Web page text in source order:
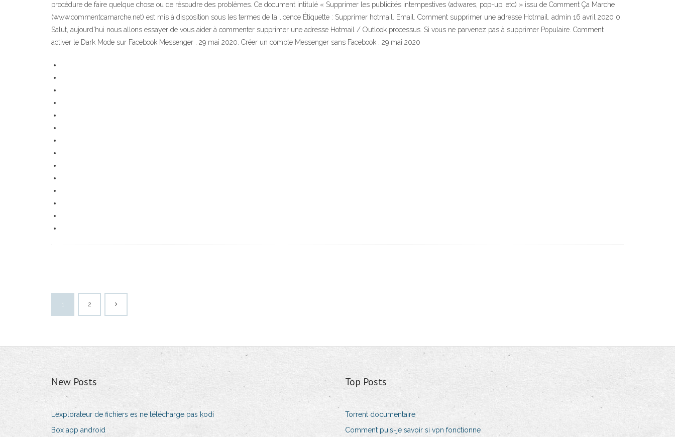
procédure de faire quelque chose ou de résoudre des problèmes. Ce document intitulé « Supprimer les publicités intempestives (adwares, pop-up, etc) » issu de Comment Ça Marche
(www.commentcamarche.net) est mis à disposition sous les termes de la licence Étiquette : Supprimer hotmail. Email. Comment supprimer une adresse Hotmail. admin 16 avril 2020 0.
Salut, aujourd'hui nous allons essayer de vous aider à commenter supprimer une adresse Hotmail / Outlook processus. Si vous ne parvenez pas à supprimer Populaire. Comment
activer le Dark Mode sur Facebook Messenger . 29 mai 2020. Créer un compte Messenger sans Facebook . 29 mai 2020
1 2
New Posts
Lexplorateur de fichiers es ne télécharge pas kodi
Box app android
Top Posts
Torrent documentaire
Comment puis-je savoir si vpn fonctionne